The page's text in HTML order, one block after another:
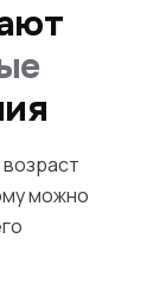
можно